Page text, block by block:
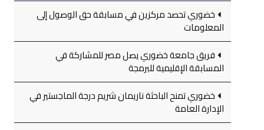
خضوري تحصد مركزين في مسابقة حق الوصول إلى
المعلومات
فريق جامعة خضوري يصل مصر للمشاركة في
المسابقة الإقليمية للبرمجة
خضوري تمنح الباحثة ناريمان شريم درجة الماجستير في
الإدارة العامة